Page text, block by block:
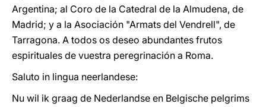
Argentina; al Coro de la Catedral de la Almudena, de
Madrid; y a la Asociación "Armats del Vendrell", de
Tarragona. A todos os deseo abundantes frutos
espirituales de vuestra peregrinación a Roma.
Saluto in lingua neerlandese:
Nu wil ik graag de Nederlandse en Belgische pelgrims